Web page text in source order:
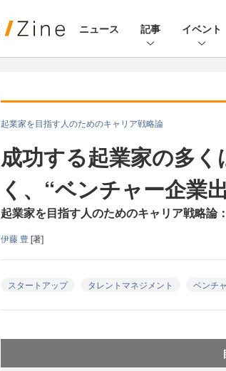
ニュース 記事 イベント
起業家を目指す人のためのキャリア戦略論
成功する起業家の多
く、“ベンチャー企業
起業家を目指す人のためのキャリア戦略論
伊藤 豊 [著]
スタートアップ タレントマネジメント ベンチ